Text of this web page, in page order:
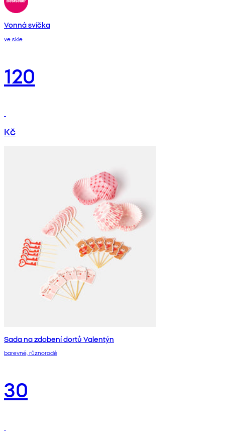
Vonná svíčka
ve skle
120
Kč
Sada na zdobení dortů Valentýn
barevné, různorodé
30